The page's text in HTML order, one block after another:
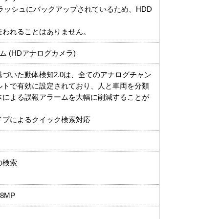
ッシュにバックアップされているため、HDD
れることはありません。
(HDアナログカメラ)
いた動体検知2.0は、全てのアナログチャン
で有効に設定されており、人と車両を分類
よる誤報アラームを大幅に削減することが
によるクイック検索対応
検索